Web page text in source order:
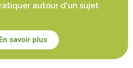
autour d'un sujet
En savoir plus